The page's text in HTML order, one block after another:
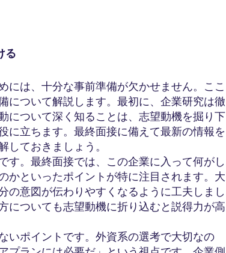
る
には、十分な事前準備が欠かせません。ここ
について解説します。最初に、企業研究は徹
について深く知ることは、志望動機を掘り下
に立ちます。最終面接に備えて最新の情報を
しておきましょう。
す。最終面接では、この企業に入って何がし
かといったポイントが特に注目されます。大
の意図が伝わりやすくなるように工夫しまし
についても志望動機に折り込むと説得力が高
いポイントです。外資系の選考で大切なの